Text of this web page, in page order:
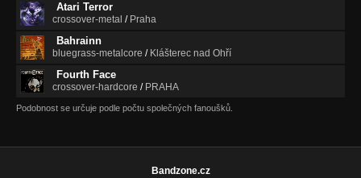
Atari Terror
crossover-metal / Praha
Bahrainn
bluegrass-metalcore / Klášterec nad Ohří
Fourth Face
crossover-hardcore / PRAHA
Podobnost se určuje podle počtu společných fanoušků.
Bandzone.cz